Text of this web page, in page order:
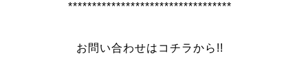
**********************************
お問い合わせはコチラから!!